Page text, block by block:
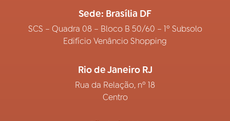
Sede: Brasília DF
SCS – Quadra 08 – Bloco B 50/60 – 1º Subsolo
Edifício Venâncio Shopping
Rio de Janeiro RJ
Rua da Relação, nº 18
Centro